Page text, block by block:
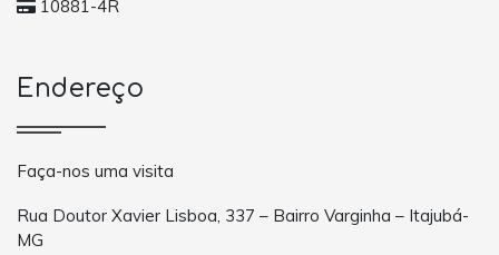
10881-4R
Endereço
Faça-nos uma visita
Rua Doutor Xavier Lisboa, 337 – Bairro Varginha – Itajubá-
MG